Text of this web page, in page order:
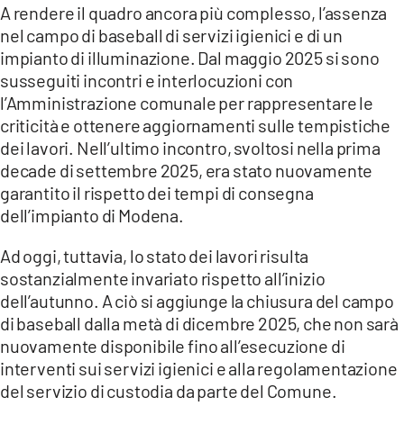
A rendere il quadro ancora più complesso, l’assenza
nel campo di baseball di servizi igienici e di un
impianto di illuminazione. Dal maggio 2025 si sono
susseguiti incontri e interlocuzioni con
l’Amministrazione comunale per rappresentare le
criticità e ottenere aggiornamenti sulle tempistiche
dei lavori. Nell’ultimo incontro, svoltosi nella prima
decade di settembre 2025, era stato nuovamente
garantito il rispetto dei tempi di consegna
dell’impianto di Modena.
Ad oggi, tuttavia, lo stato dei lavori risulta
sostanzialmente invariato rispetto all’inizio
dell’autunno. A ciò si aggiunge la chiusura del campo
di baseball dalla metà di dicembre 2025, che non sarà
nuovamente disponibile fino all’esecuzione di
interventi sui servizi igienici e alla regolamentazione
del servizio di custodia da parte del Comune.